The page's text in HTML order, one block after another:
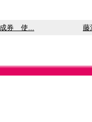
券 使... 藤